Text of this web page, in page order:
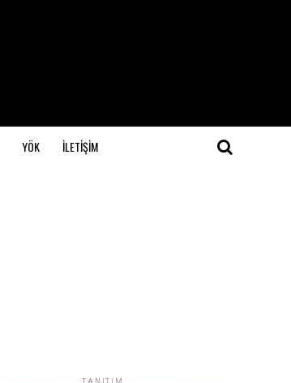
YÖK İLETİŞİM
TANITIM